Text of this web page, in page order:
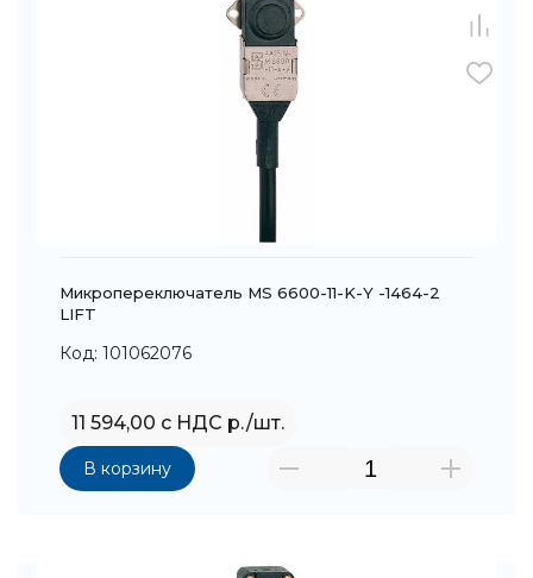
Микропереключатель MS 6600-11-K-Y -1464-2
LIFT
Код: 101062076
11 594,00 с НДС р./шт.
В корзину